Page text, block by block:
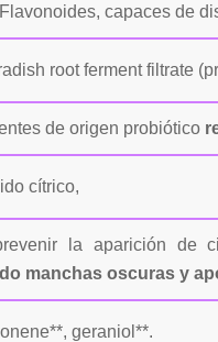
capaces de
root ferment filtrate
de origen probiótico
cítrico,
la aparición de
manchas oscuras y
geraniol**.